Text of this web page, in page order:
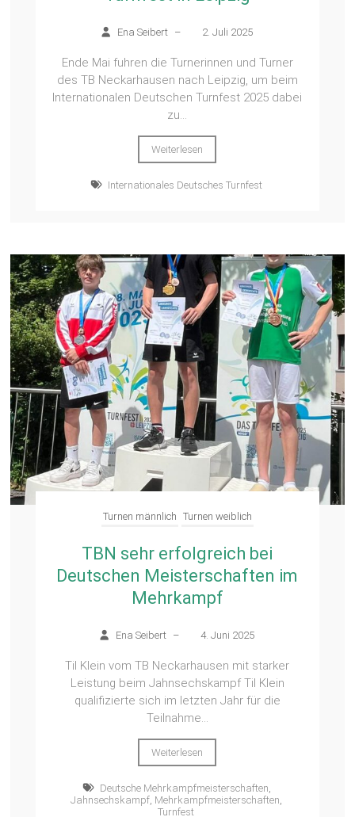
Ena Seibert – 2. Juli 2025
Ende Mai fuhren die Turnerinnen und Turner
des TB Neckarhausen nach Leipzig, um beim
Internationalen Deutschen Turnfest 2025 dabei
zu...
Weiterlesen
Internationales Deutsches Turnfest
Turnen männlich Turnen weiblich
TBN sehr erfolgreich bei
Deutschen Meisterschaften im
Mehrkampf
Ena Seibert – 4. Juni 2025
Til Klein vom TB Neckarhausen mit starker
Leistung beim Jahnsechskampf Til Klein
qualifizierte sich im letzten Jahr für die
Teilnahme...
Weiterlesen
Deutsche Mehrkampfmeisterschaften
Jahnsechskampf, Mehrkampfmeisterschaften
Turnfest